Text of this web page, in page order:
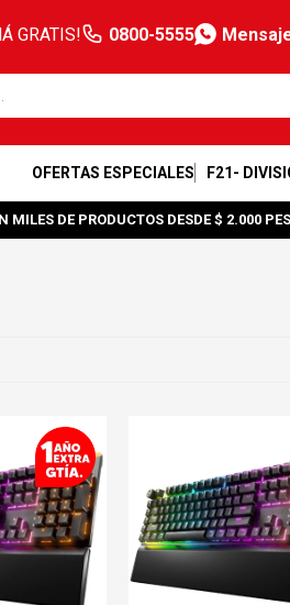
GRATIS! 0800-5555
OFERTAS ESPECIALES F21-
MILES DE PRODUCTOS DESDE $ 2.000